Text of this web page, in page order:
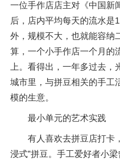
一位手作店店主对《中国新
后，店内平均每天的流水是
外，规模不大，也就能容纳
算，一个小手作店一个月的
上。看得出，一年多过去，
城市里，与拼豆相关的手工
模的生意。
最小单元的艺术实践
有人喜欢去拼豆店打卡
浸式”拼豆。手工爱好者小